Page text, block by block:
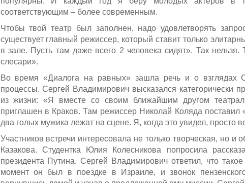
соответствующим – более современным.
Чтобы твой театр был заполнен, надо удовлетворять
существует главный режиссер, который ставит только
в зале. Пусть там даже всего 2 человека сидят». Так
слесари».
Во время «Диалога на равных» зашла речь и о взглядах
процессы. Сергей Владимирович высказался категорически
из жизни: «Я вместе со своим ближайшим другом
приглашен в Краков. Там режиссер Николай Коляда поставил
два голых мужика лежат на сцене. Я, когда это увидел, просто
Участников встречи интересовала не только творческая, но
Казакова. Студентка Юлия Колесникова попросила
президента Путина. Сергей Владимирович ответил, что
момент он был в поездке в Израиле, и звонок